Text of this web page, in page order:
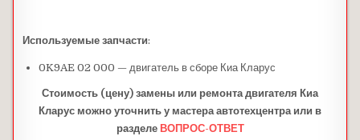
Используемые запчасти:
0K9AE 02 000 — двигатель в сборе Киа Кларус
Стоимость (цену) замены или ремонта двигателя Киа
Кларус можно уточнить у мастера автотехцентра или в
разделе ВОПРОС-ОТВЕТ